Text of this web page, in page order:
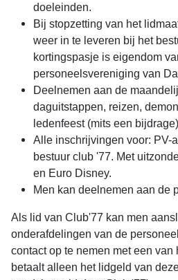
doeleinden.
Bij stopzetting van het
weer in te leveren bij het
kortingspasje is eigendom
personeelsvereniging van
Deelnemen aan de
daguitstappen, reizen,
ledenfeest (mits een
Alle inschrijvingen voor: PV-
bestuur club '77. Met
en Euro Disney.
Men kan deelnemen aan de
Als lid van Club'77 kan men
onderafdelingen van de
contact op te nemen met een
betaalt alleen het lidgeld van